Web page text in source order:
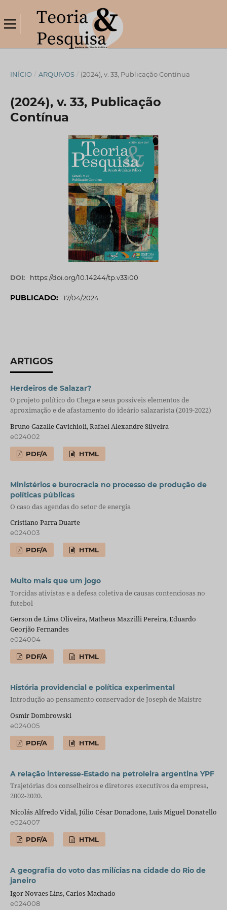
INÍCIO / ARQUIVOS / (2024), v. 33, Publicação Contínua
(2024), v. 33, Publicação
Contínua
DOI: https://doi.org/10.14244/tp.v33i00
PUBLICADO: 17/04/2024
ARTIGOS
Herdeiros de Salazar?
O projeto político do Chega e seus possíveis elementos de
aproximação e de afastamento do ideário salazarista (2019-2022)
Bruno Gazalle Cavichioli, Rafael Alexandre Silveira
e024002
PDF/A HTML
Ministérios e burocracia no processo de produção de
políticas públicas
O caso das agendas do setor de energia
Cristiano Parra Duarte
e024003
PDF/A HTML
Muito mais que um jogo
Torcidas ativistas e a defesa coletiva de causas contenciosas no
futebol
Gerson de Lima Oliveira, Matheus Mazzilli Pereira, Eduardo
Georjão Fernandes
e024004
PDF/A HTML
História providencial e política experimental
Introdução ao pensamento conservador de Joseph de Maistre
Osmir Dombrowski
e024005
PDF/A HTML
A relação interesse-Estado na petroleira argentina YPF
Trajetórias dos conselheiros e diretores executivos da empresa,
2002-2020.
Nicolás Alfredo Vidal, Júlio César Donadone, Luis Miguel Donatello
e024007
PDF/A HTML
A geografia do voto das milícias na cidade do Rio de
janeiro
Igor Novaes Lins, Carlos Machado
e024008